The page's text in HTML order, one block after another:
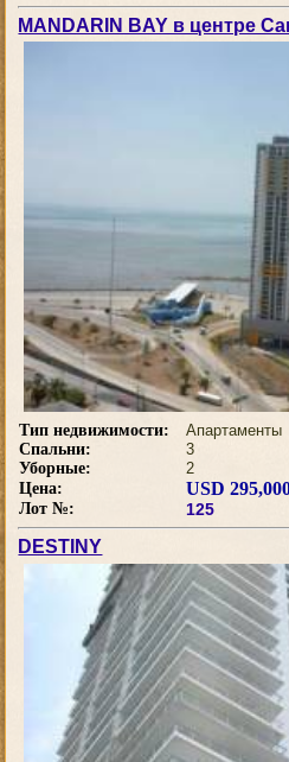
MANDARIN BAY в центре
Тип недвижимости:
Апартаменты
Спальни:
3
Уборные:
2
Цена:
USD
Лот №:
125
DESTINY